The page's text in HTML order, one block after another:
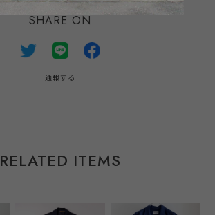
SHARE ON
通報する
RELATED ITEMS